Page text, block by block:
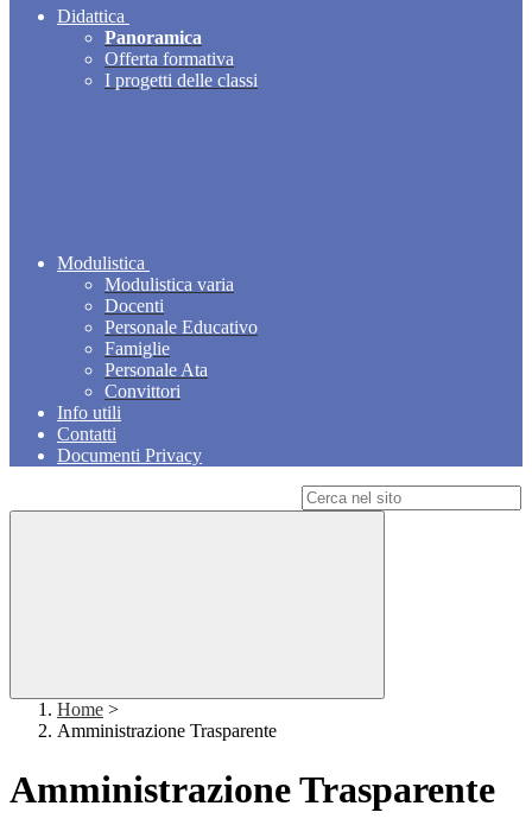
Didattica
Panoramica
Offerta formativa
I progetti delle classi
Modulistica
Modulistica varia
Docenti
Personale Educativo
Famiglie
Personale Ata
Convittori
Info utili
Contatti
Documenti Privacy
Home >
Amministrazione Trasparente
Amministrazione Trasparente